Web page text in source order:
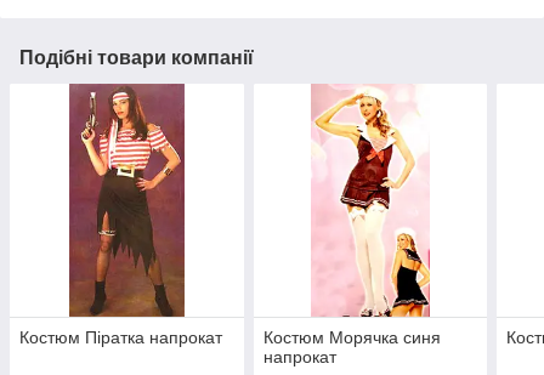
Подібні товари компанії
Костюм Піратка напрокат
Костюм Морячка синя
напрокат